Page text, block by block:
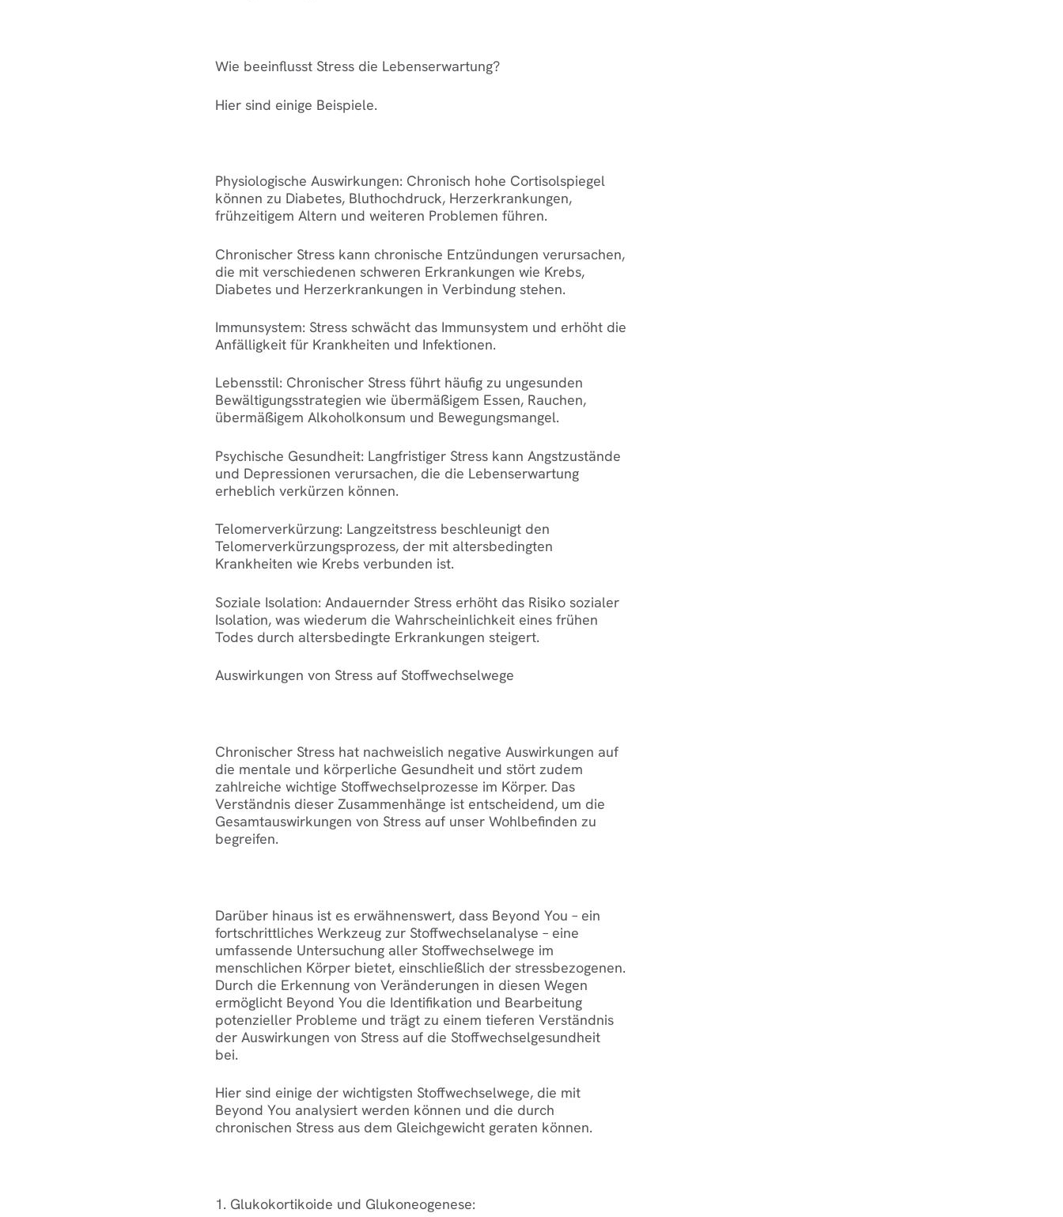
Wie beeinflusst Stress die Lebenserwartung?
Hier sind einige Beispiele.
Physiologische Auswirkungen: Chronisch hohe Cortisolspiegel
können zu Diabetes, Bluthochdruck, Herzerkrankungen,
frühzeitigem Altern und weiteren Problemen führen.
Chronischer Stress kann chronische Entzündungen verursachen,
die mit verschiedenen schweren Erkrankungen wie Krebs,
Diabetes und Herzerkrankungen in Verbindung stehen.
Immunsystem: Stress schwächt das Immunsystem und erhöht die
Anfälligkeit für Krankheiten und Infektionen.
Lebensstil: Chronischer Stress führt häufig zu ungesunden
Bewältigungsstrategien wie übermäßigem Essen, Rauchen,
übermäßigem Alkoholkonsum und Bewegungsmangel.
Psychische Gesundheit: Langfristiger Stress kann Angstzustände
und Depressionen verursachen, die die Lebenserwartung
erheblich verkürzen können.
Telomerverkürzung: Langzeitstress beschleunigt den
Telomerverkürzungsprozess, der mit altersbedingten
Krankheiten wie Krebs verbunden ist.
Soziale Isolation: Andauernder Stress erhöht das Risiko sozialer
Isolation, was wiederum die Wahrscheinlichkeit eines frühen
Todes durch altersbedingte Erkrankungen steigert.
Auswirkungen von Stress auf Stoffwechselwege
Chronischer Stress hat nachweislich negative Auswirkungen auf
die mentale und körperliche Gesundheit und stört zudem
zahlreiche wichtige Stoffwechselprozesse im Körper. Das
Verständnis dieser Zusammenhänge ist entscheidend, um die
Gesamtauswirkungen von Stress auf unser Wohlbefinden zu
begreifen.
Darüber hinaus ist es erwähnenswert, dass Beyond You – ein
fortschrittliches Werkzeug zur Stoffwechselanalyse – eine
umfassende Untersuchung aller Stoffwechselwege im
menschlichen Körper bietet, einschließlich der stressbezogenen.
Durch die Erkennung von Veränderungen in diesen Wegen
ermöglicht Beyond You die Identifikation und Bearbeitung
potenzieller Probleme und trägt zu einem tieferen Verständnis
der Auswirkungen von Stress auf die Stoffwechselgesundheit
bei.
Hier sind einige der wichtigsten Stoffwechselwege, die mit
Beyond You analysiert werden können und die durch
chronischen Stress aus dem Gleichgewicht geraten können.
1. Glukokortikoide und Glukoneogenese: